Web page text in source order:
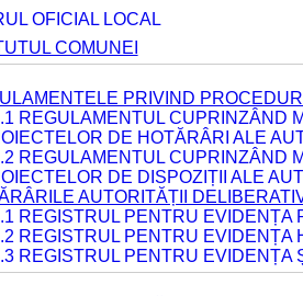
OFICIAL LOCAL
COMUNEI
PRIVIND
REGULAMENTUL CUPRINZÂND
DE HOTĂRÂRI ALE
REGULAMENTUL CUPRINZÂND
DE DISPOZIȚII ALE
AUTORITĂȚII
REGISTRUL PENTRU EVIDENȚA
REGISTRUL PENTRU EVIDENȚA
REGISTRUL PENTRU EVIDENȚA